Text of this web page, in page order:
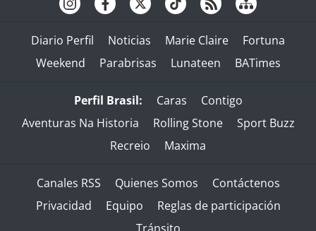
Diario Perfil Noticias Marie Claire
Fortuna
Weekend
Parabrisas Lunateen BATimes
Perfil Brasil: Caras
Contigo
Aventuras Na Historia
Rolling Stone
Sport Buzz
Recreio
Maxima
Canales RSS Quienes Somos
Contáctenos
Privacidad
Equipo
Reglas de participación